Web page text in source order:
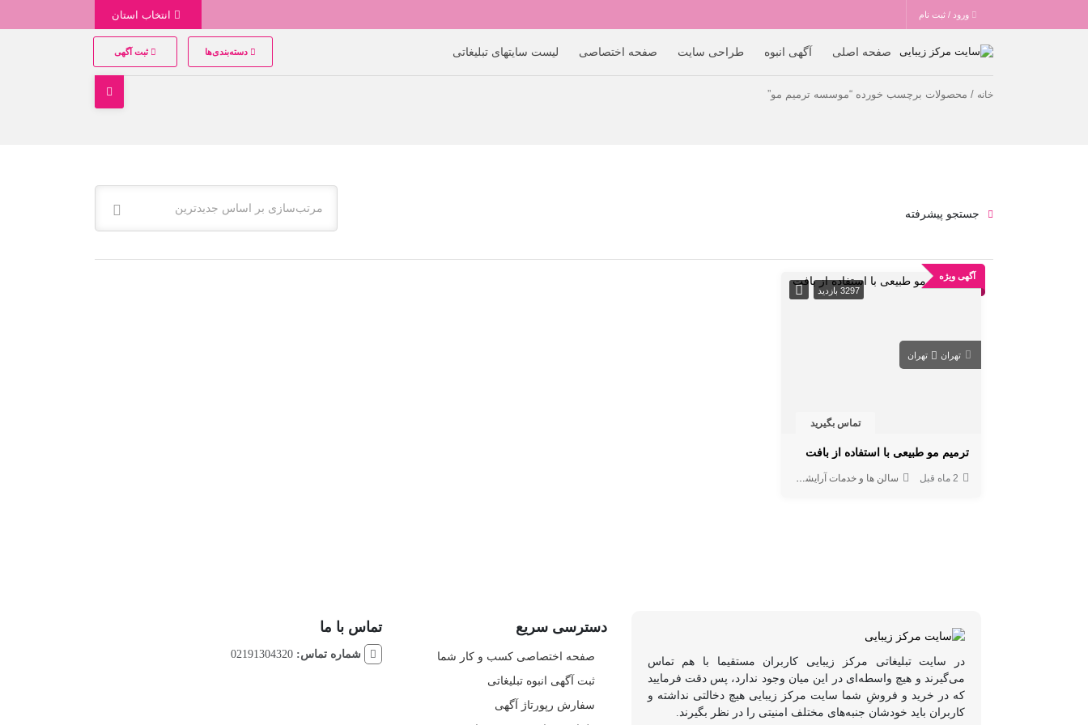
ورود / ثبت نام
صفحه اصلی آگهی انبوه طراحی سایت صفحه اختصاصی لیست سایتهای تبلیغاتی دسته‌بندی‌ها ثبت آگهی
خانه / محصولات برچسب خورده “موسسه ترمیم مو”
مرتب‌سازی بر اساس جدیدترین جستجو پیشرفته
آگهی ویژه
3297 بازدید
تهران تهران
تماس بگیرید
ترمیم مو طبیعی با استفاده از بافت
2 ماه قبل سالن ها و خدمات آرایشگاهی
در سایت تبلیغاتی مرکز زیبایی کاربران مستقیما با هم تماس
می‌گیرند و هیچ واسطه‌ای در این میان وجود ندارد، پس دقت فرمایید
که در خرید و فروشِ شما سایت مرکز زیبایی هیچ دخالتی نداشته و
کاربران باید خودشان جنبه‌های مختلف امنیتی را در نظر بگیرند.
دسترسی سریع
صفحه اختصاصی کسب و کار شما
ثبت آگهی انبوه تبلیغاتی
سفارش رپورتاژ آگهی
تماس با ما
شماره تماس: 02191304320